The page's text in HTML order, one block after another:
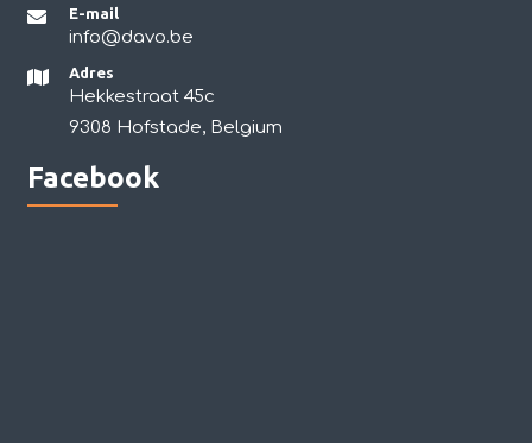
E-mail
info@davo.be
Adres
Hekkestraat 45c
9308 Hofstade, Belgium
Facebook